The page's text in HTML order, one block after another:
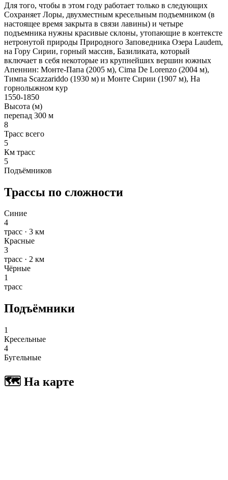
Для того, чтобы в этом году работает только в следующих
Сохраняет Лоры, двухместным кресельным подъемником (в
настоящее время закрыта в связи лавины) и четыре
подъемника нужны красивые склоны, утопающие в контексте
нетронутой природы Природного Заповедника Озера Laudem,
на Гору Сирии, горный массив, Базиликата, который
включает в себя некоторые из крупнейших вершин южных
Апеннин: Монте-Папа (2005 м), Cima De Lorenzo (2004 м),
Тимпа Scazzariddo (1930 м) и Монте Сирии (1907 м), На
горнолыжном кур
1550-1850
Высота (м)
перепад 300 м
8
Трасс всего
5
Км трасс
5
Подъёмников
Трассы по сложности
Синие
4
трасс · 3 км
Красные
3
трасс · 2 км
Чёрные
1
трасс
Подъёмники
1
Кресельные
4
Бугельные
🗺 На карте